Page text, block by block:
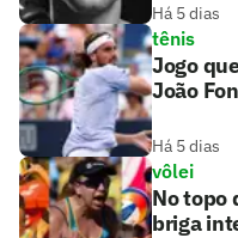
Há 5 dias
tênis
Jogo
João
Há 5 dias
vôlei
No topo
briga